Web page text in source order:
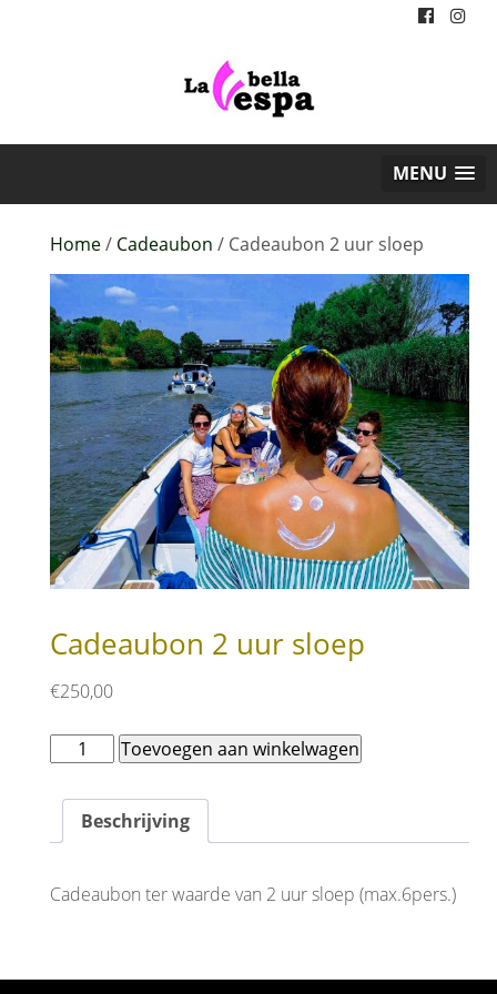
MENU
Home/ Cadeaubon / Cadeaubon 2 uur sloep
Cadeaubon 2 uur sloep
€250,00
Cadeaubon
2
uur
sloep
aantal
Toevoegen aan winkelwagen
Beschrijving
Cadeaubon ter waarde van 2 uur sloep (max.6pers.)